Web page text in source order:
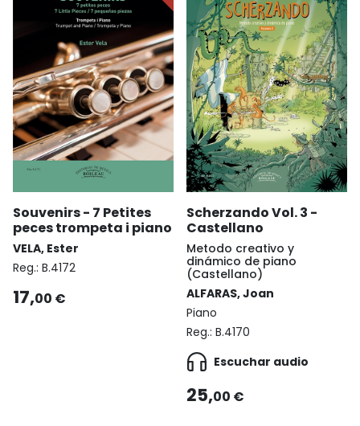
Souvenirs - 7 Petites
peces trompeta i piano
VELA, Ester
Reg.: B.4172
17,00 €
Scherzando Vol. 3 -
Castellano
Metodo creativo y
dinámico de piano
(Castellano)
ALFARAS, Joan
Piano
Reg.: B.4170
Escuchar audio
25,00 €